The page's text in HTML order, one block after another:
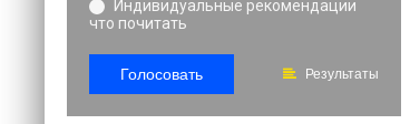
Индивидуальные рекомендации
что почитать
Голосовать Результаты